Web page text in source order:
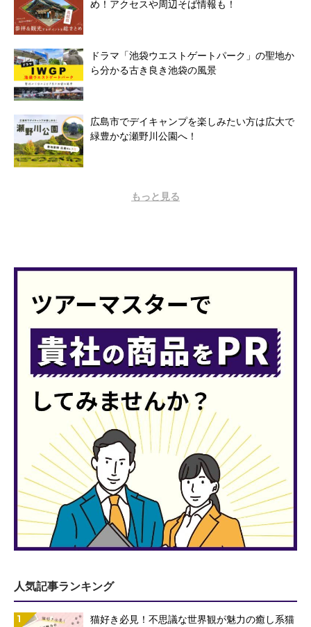
め！アクセスや周辺そば情報も！
ドラマ「池袋ウエストゲートパーク」の聖地か
ら分かる古き良き池袋の風景
広島市でデイキャンプを楽しみたい方は広大で
緑豊かな瀬野川公園へ！
もっと見る
人気記事ランキング
1
猫好き必見！不思議な世界観が魅力の癒し系猫